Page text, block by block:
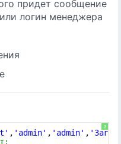
придет сообщение
логин менеджера
?
, 'admin' , 'admin' ,